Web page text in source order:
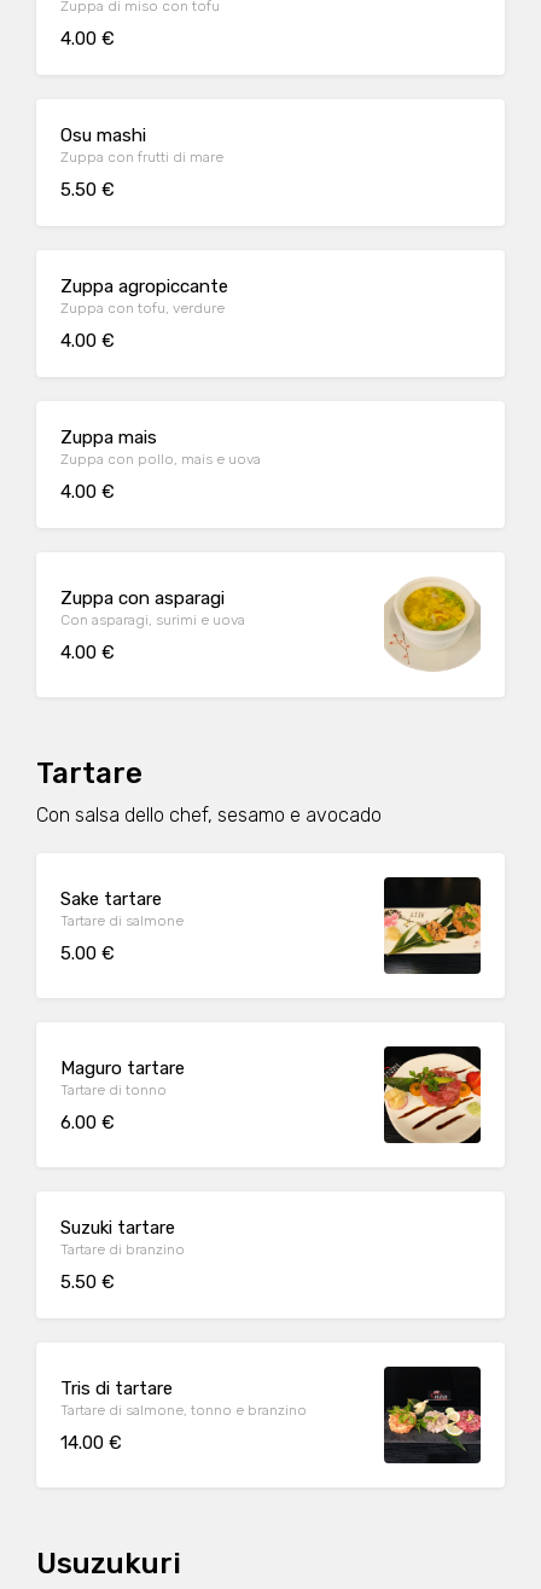
Zuppa di miso con tofu
4.00 €
Osu mashi
Zuppa con frutti di mare
5.50 €
Zuppa agropiccante
Zuppa con tofu, verdure
4.00 €
Zuppa mais
Zuppa con pollo, mais e uova
4.00 €
Zuppa con asparagi
Con asparagi, surimi e uova
4.00 €
Tartare
Con salsa dello chef, sesamo e avocado
Sake tartare
Tartare di salmone
5.00 €
Maguro tartare
Tartare di tonno
6.00 €
Suzuki tartare
Tartare di branzino
5.50 €
Tris di tartare
Tartare di salmone, tonno e branzino
14.00 €
Usuzukuri